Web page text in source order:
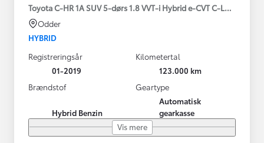
Toyota C-HR 1A SUV 5-dørs 1.8 VVT-i Hybrid e-CVT C-LUB -
Odder
HYBRID
Registreringsår
01-2019
Kilometertal
123.000 km
Brændstof
Hybrid Benzin
Geartype
Automatisk
gearkasse
Vis mere